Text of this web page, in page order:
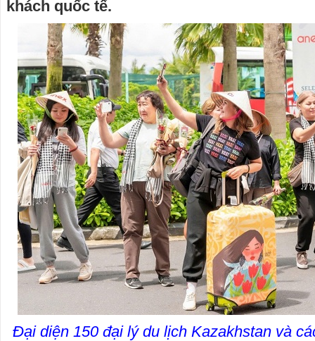
khách quốc tế.
Đại diện 150 đại lý du lịch Kazakhstan và